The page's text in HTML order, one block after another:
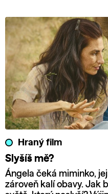
Hraný film
Slyšíš mě?
Ángela čeká miminko,
zároveň kalí obavy. Jak